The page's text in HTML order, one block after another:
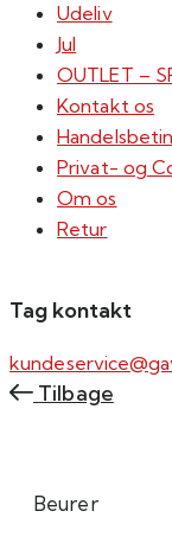
Udeliv
Jul
OUTLET –
Kontakt os
Privat- og
Om os
Retur
Tag kontakt
Tilbage
Beurer